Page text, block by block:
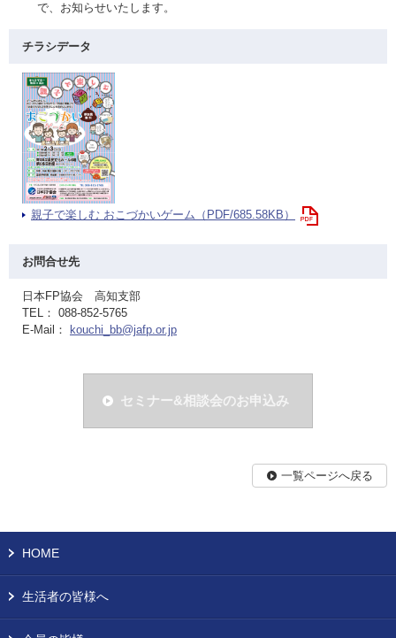
で、お知らせいたします。
チラシデータ
親子で楽しむ おこづかいゲーム（PDF/685.58KB）
お問合せ先
日本FP協会 高知支部
TEL： 088-852-5765
E-Mail：
kouchi_bb@jafp.or.jp
セミナー&相談会のお申込み
一覧ページへ戻る
HOME
生活者の皆様へ